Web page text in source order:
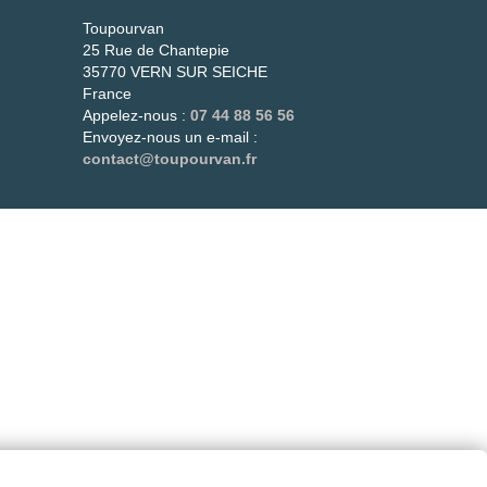
!
Toupourvan
25 Rue de Chantepie
35770 VERN SUR SEICHE
France
Appelez-nous : 07 44 88 56 56
Envoyez-nous un e-mail :
contact@toupourvan.fr